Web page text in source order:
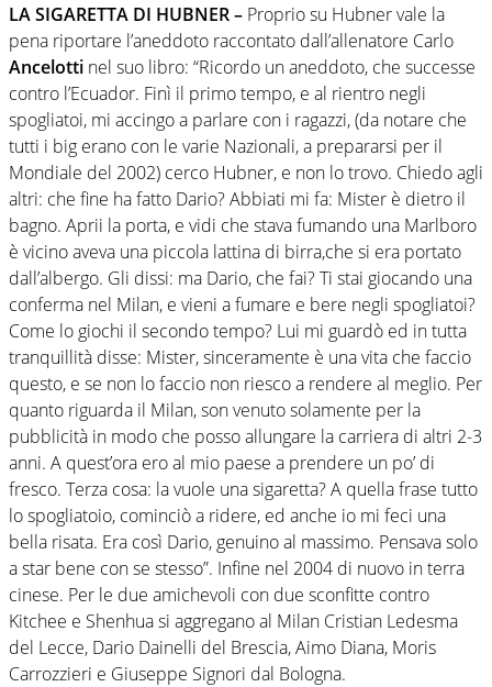
LA SIGARETTA DI HUBNER – Proprio su Hubner vale la
pena riportare l’aneddoto raccontato dall’allenatore Carlo
Ancelotti nel suo libro: “Ricordo un aneddoto, che successe
contro l’Ecuador. Finì il primo tempo, e al rientro negli
spogliatoi, mi accingo a parlare con i ragazzi, (da notare che
tutti i big erano con le varie Nazionali, a prepararsi per il
Mondiale del 2002) cerco Hubner, e non lo trovo. Chiedo agli
altri: che fine ha fatto Dario? Abbiati mi fa: Mister è dietro il
bagno. Aprii la porta, e vidi che stava fumando una Marlboro
è vicino aveva una piccola lattina di birra,che si era portato
dall’albergo. Gli dissi: ma Dario, che fai? Ti stai giocando una
conferma nel Milan, e vieni a fumare e bere negli spogliatoi?
Come lo giochi il secondo tempo? Lui mi guardò ed in tutta
tranquillità disse: Mister, sinceramente è una vita che faccio
questo, e se non lo faccio non riesco a rendere al meglio. Per
quanto riguarda il Milan, son venuto solamente per la
pubblicità in modo che posso allungare la carriera di altri 2-3
anni. A quest’ora ero al mio paese a prendere un po’ di
fresco. Terza cosa: la vuole una sigaretta? A quella frase tutto
lo spogliatoio, cominciò a ridere, ed anche io mi feci una
bella risata. Era così Dario, genuino al massimo. Pensava solo
a star bene con se stesso”. Infine nel 2004 di nuovo in terra
cinese. Per le due amichevoli con due sconfitte contro
Kitchee e Shenhua si aggregano al Milan Cristian Ledesma
del Lecce, Dario Dainelli del Brescia, Aimo Diana, Moris
Carrozzieri e Giuseppe Signori dal Bologna.